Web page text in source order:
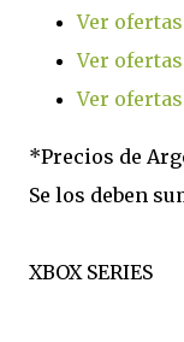
Ver
Ver
Ver ofertas
*Precios de
Se los deben
XBOX SERIES